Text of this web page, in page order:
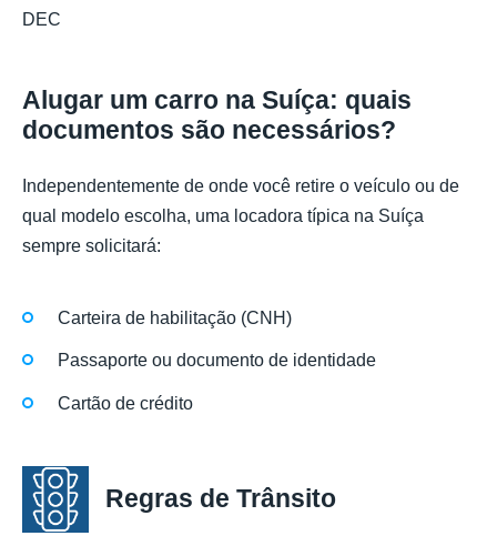
DEC
Alugar um carro na Suíça: quais
documentos são necessários?
Independentemente de onde você retire o veículo ou de
qual modelo escolha, uma locadora típica na Suíça
sempre solicitará:
Carteira de habilitação (CNH)
Passaporte ou documento de identidade
Cartão de crédito
Regras de Trânsito